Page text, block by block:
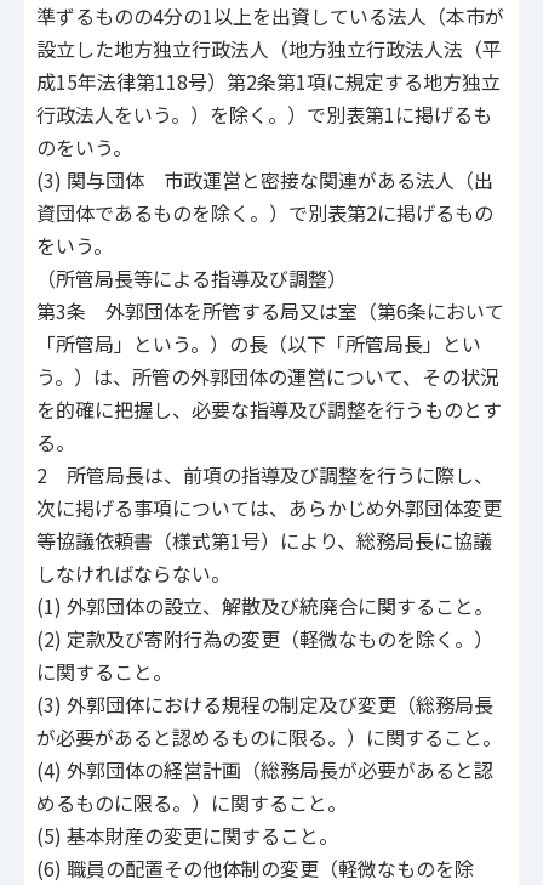
準ずるものの4分の1以上を出資している法人（本市が
設立した地方独立行政法人（地方独立行政法人法（平
成15年法律第118号）第2条第1項に規定する地方独立
行政法人をいう。）を除く。）で別表第1に掲げるも
のをいう。
(3) 関与団体 市政運営と密接な関連がある法人（出
資団体であるものを除く。）で別表第2に掲げるもの
をいう。
（所管局長等による指導及び調整）
第3条 外郭団体を所管する局又は室（第6条において
「所管局」という。）の長（以下「所管局長」とい
う。）は、所管の外郭団体の運営について、その状況
を的確に把握し、必要な指導及び調整を行うものとす
る。
2 所管局長は、前項の指導及び調整を行うに際し、
次に掲げる事項については、あらかじめ外郭団体変更
等協議依頼書（様式第1号）により、総務局長に協議
しなければならない。
(1) 外郭団体の設立、解散及び統廃合に関すること。
(2) 定款及び寄附行為の変更（軽微なものを除く。）
に関すること。
(3) 外郭団体における規程の制定及び変更（総務局長
が必要があると認めるものに限る。）に関すること。
(4) 外郭団体の経営計画（総務局長が必要があると認
めるものに限る。）に関すること。
(5) 基本財産の変更に関すること。
(6) 職員の配置その他体制の変更（軽微なものを除